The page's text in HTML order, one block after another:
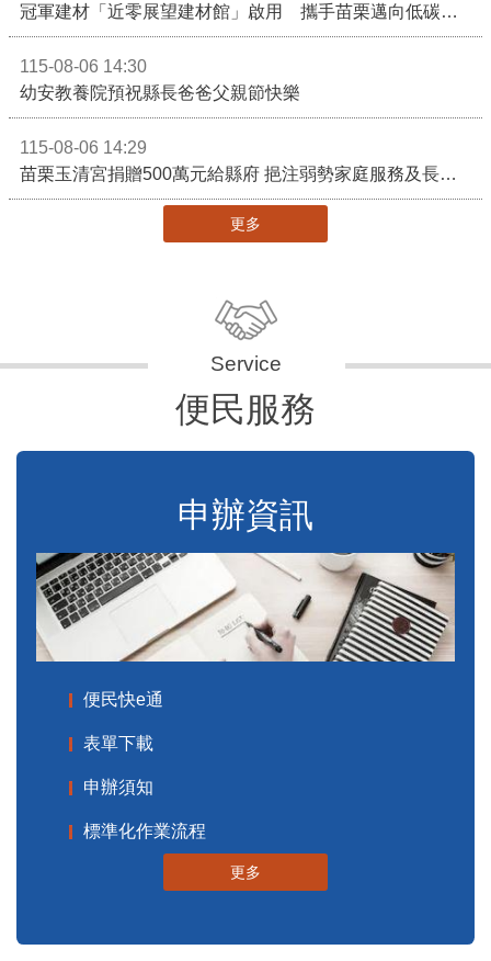
冠軍建材「近零展望建材館」啟用 攜手苗栗邁向低碳建築新未來
115-08-06 14:30
幼安教養院預祝縣長爸爸父親節快樂
115-08-06 14:29
苗栗玉清宮捐贈500萬元給縣府 挹注弱勢家庭服務及長照醫療資源
更多
便民服務
申辦資訊
便民快e通
表單下載
申辦須知
標準化作業流程
更多